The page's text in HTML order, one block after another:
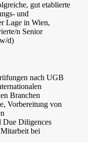
gut etablierte
und
Lage in Wien,
n Senior
d)
nach UGB
Branchen
Vorbereitung von
Due Diligences
bei